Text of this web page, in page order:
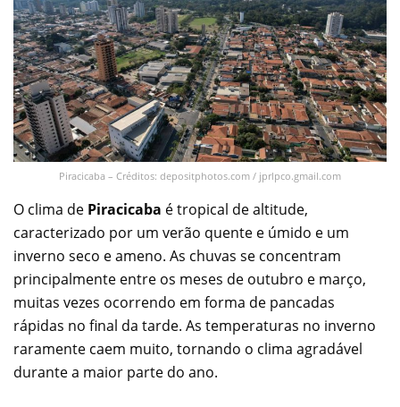
Piracicaba – Créditos: depositphotos.com / jprlpco.gmail.com
O clima de Piracicaba é tropical de altitude,
caracterizado por um verão quente e úmido e um
inverno seco e ameno. As chuvas se concentram
principalmente entre os meses de outubro e março,
muitas vezes ocorrendo em forma de pancadas
rápidas no final da tarde. As temperaturas no inverno
raramente caem muito, tornando o clima agradável
durante a maior parte do ano.